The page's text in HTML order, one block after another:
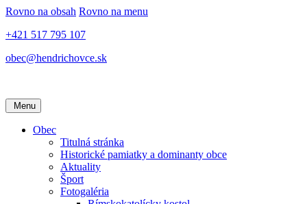
Rovno na obsah Rovno na menu
+421 517 795 107
obec@hendrichovce.sk
Menu
Obec
Titulná stránka
Historické pamiatky a dominanty obce
Aktuality
Šport
Fotogaléria